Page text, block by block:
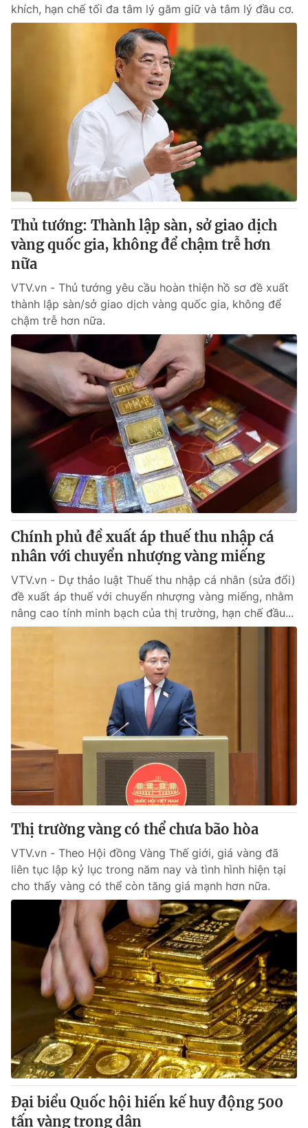
Liên hệ tòa soạn English
Theo dõi báo trên
Cơ quan chủ quản:Đài Truyền hình Việt Nam
Cơ quan báo chí:
Thời báo VTV
cấp ngày 29/12/2023
Tổng Biên tập:Vũ Thanh Thủy
Phó Tổng Biên tập:
Nguyễn Trọng Ninh
Tổng đài VTV:024.38 355 931 - 024.38 355 932
Ðiện thoại Thời báo VTV:
Email:toasoan@vtv.vn
Liên hệ quảng cáo: 024-7300.7108
® Cấm sao chép dưới mọi hình thức nếu không có sự chấp
thuận bằng văn bản. Ghi rõ nguồn VTV.vn khi phát hành lại
thông tin từ website này.
khích, hạn chế tối đa tâm lý găm giữ và tâm lý đầu cơ.
Thủ tướng: Thành lập sàn, sở giao dịch
vàng quốc gia, không để chậm trễ hơn
nữa
VTV.vn - Thủ tướng yêu cầu hoàn thiện hồ sơ đề xuất
thành lập sàn/sở giao dịch vàng quốc gia, không để
chậm trễ hơn nữa.
Chính phủ đề xuất áp thuế thu nhập cá
nhân với chuyển nhượng vàng miếng
VTV.vn - Dự thảo luật Thuế thu nhập cá nhân (sửa đổi)
đề xuất áp thuế với chuyển nhượng vàng miếng, nhằm
nâng cao tính minh bạch của thị trường, hạn chế đầu...
Thị trường vàng có thể chưa bão hòa
VTV.vn - Theo Hội đồng Vàng Thế giới, giá vàng đã
liên tục lập kỷ lục trong năm nay và tình hình hiện tại
cho thấy vàng có thể còn tăng giá mạnh hơn nữa.
Đại biểu Quốc hội hiến kế huy động 500
tấn vàng trong dân